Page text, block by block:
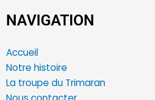
NAVIGATION
Accueil
Notre histoire
La troupe du Trimaran